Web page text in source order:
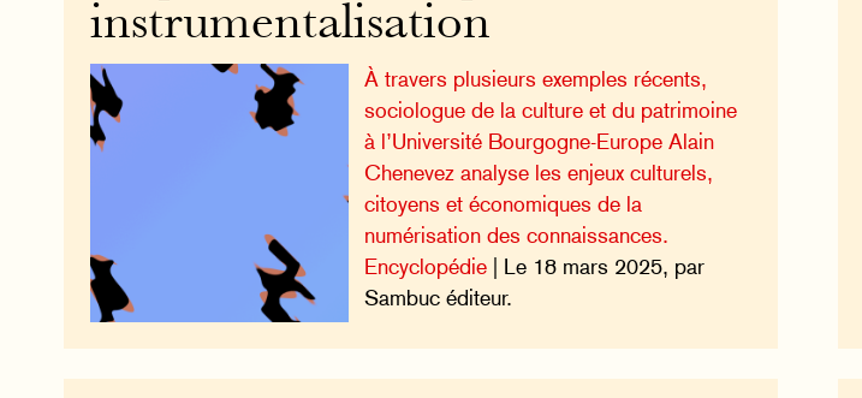
instrumentalisation
À travers plusieurs exemples récents,
sociologue de la culture et du patrimoine
à l’Université Bourgogne-Europe Alain
Chenevez analyse les enjeux culturels,
citoyens et économiques de la
numérisation des connaissances.
Encyclopédie | Le 18 mars 2025, par
Sambuc éditeur.